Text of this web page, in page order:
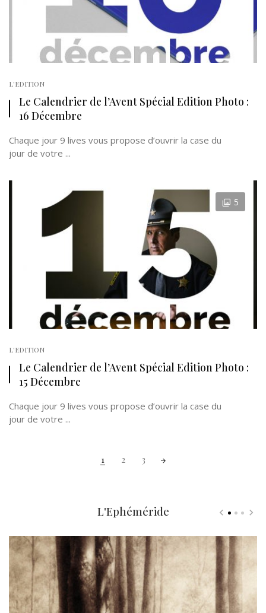
L'EDITION
Le Calendrier de l’Avent Spécial Edition Photo :
16 Décembre
Chaque jour 9 lives vous propose d’ouvrir la case du
jour de votre ...
5
L'EDITION
Le Calendrier de l’Avent Spécial Edition Photo :
15 Décembre
Chaque jour 9 lives vous propose d’ouvrir la case du
jour de votre ...
1 2 3
L'Ephéméride